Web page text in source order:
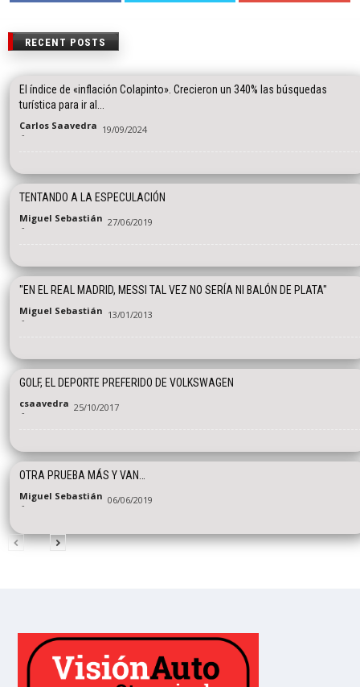
RECENT POSTS
El índice de «inflación Colapinto». Crecieron un 340% las búsquedas
turística para ir al...
Carlos Saavedra
- 19/09/2024
TENTANDO A LA ESPECULACIÓN
Miguel Sebastián
- 27/06/2019
"EN EL REAL MADRID, MESSI TAL VEZ NO SERÍA NI BALÓN DE PLATA"
Miguel Sebastián
- 13/01/2013
GOLF, EL DEPORTE PREFERIDO DE VOLKSWAGEN
csaavedra
- 25/10/2017
OTRA PRUEBA MÁS Y VAN…
Miguel Sebastián
- 06/06/2019